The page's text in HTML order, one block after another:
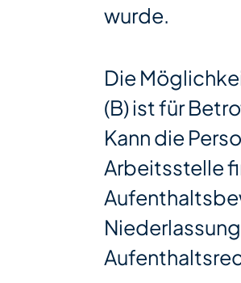
wurde.
Die
(B) ist für
Kann die
Arbeitsstelle